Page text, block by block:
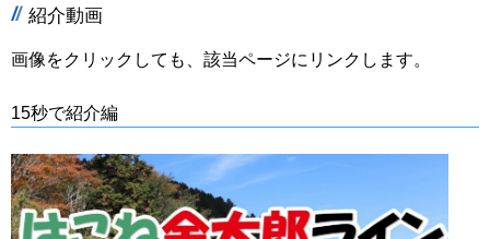
紹介動画
画像をクリックしても、該当ページにリンクします。
15秒で紹介編